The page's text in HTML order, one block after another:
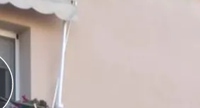
también
denuncian